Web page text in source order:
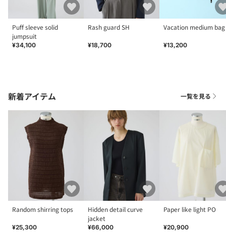
Puff sleeve solid
jumpsuit
¥34,100
Rash guard SH
¥18,700
Vacation medium bag
¥13,200
新着アイテム 一覧を見る
Random shirring tops
¥25,300
Hidden detail curve
jacket
¥66,000
Paper like light PO
¥20,900